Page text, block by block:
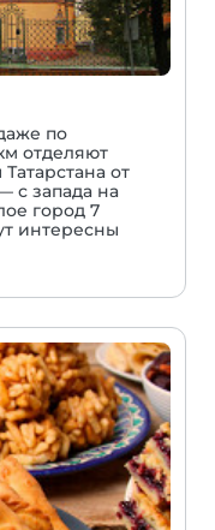
по
отделяют
от
с запада на
город 7
интересны